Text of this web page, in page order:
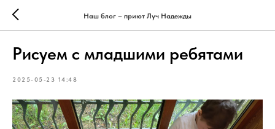
Наш блог – приют Луч Надежды
Рисуем с младшими ребятами
2025-05-23 14:48